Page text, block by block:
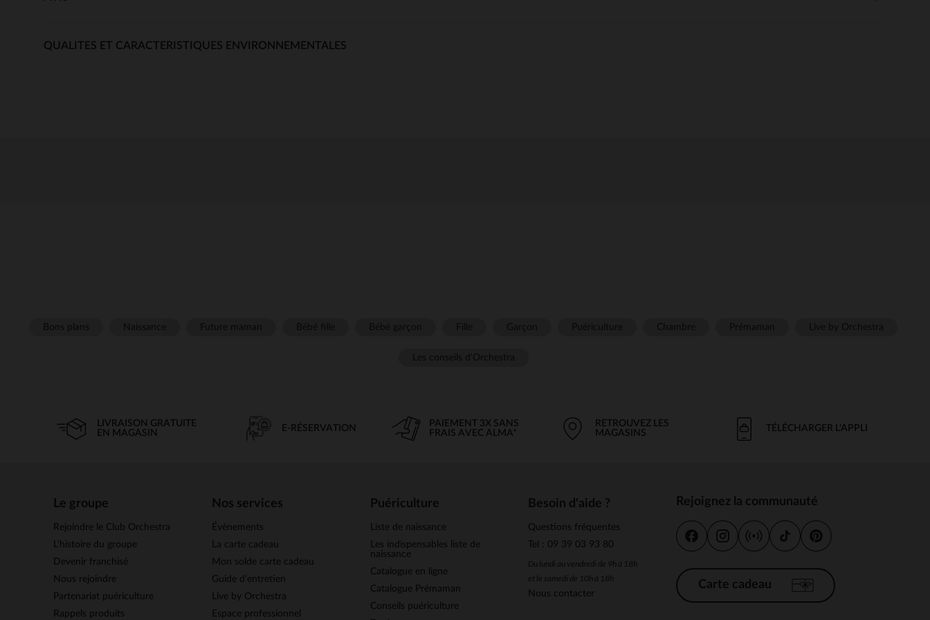
QUALITES ET CARACTERISTIQUES ENVIRONNEMENTALES
LIVRAISON GRATUITE
EN MAGASIN
E-RÉSERVATION
PAIEMENT 3X SANS
FRAIS AVEC ALMA*
RETROUVEZ LES
MAGASINS
TÉLÉCHARGER L'APPLI
Le groupe
Rejoindre le Club Orchestra
L’histoire du groupe
Devenir franchisé
Nous rejoindre
Partenariat puériculture
Rappels produits
Nos services
Évènements
La carte cadeau
Mon solde carte cadeau
Guide d'entretien
Live by Orchestra
Espace professionnel
Puériculture
Liste de naissance
Les indispensables liste de
naissance
Catalogue en ligne
Catalogue Prémaman
Conseils puériculture
Besoin d'aide ?
Questions fréquentes
Tel : 09 39 03 93 80
Du lundi au vendredi de 9h à 18h
et le samedi de 10h à 18h
Nous contacter
Rejoignez la communauté
Carte cadeau